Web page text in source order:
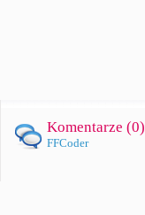
Komentarze (0)
FFCoder